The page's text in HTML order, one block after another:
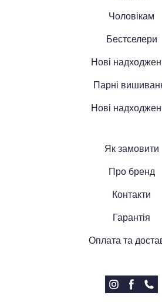
Чоловікам
Бестселери
Нові
Парні
Нові
Як замовити
Про бренд
Контакти
Гарантія
Оплата та